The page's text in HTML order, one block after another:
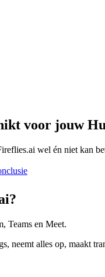
voor jouw
wel én niet kan
?
Teams en Meet.
neemt alles op, maakt